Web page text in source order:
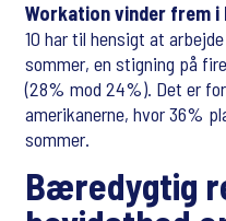
Workation vinder frem i
10 har til hensigt at
sommer, en stigning på
(28% mod 24%). Det er
amerikanerne, hvor 36%
sommer.
Bæredygtig